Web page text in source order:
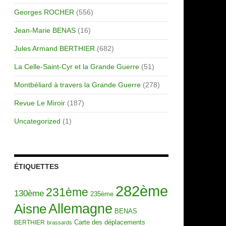
Georges ROCHER (556)
Jean-Marie BENAS (16)
Jules Armand BERTHIER (682)
La Celle-Saint-Cyr et la Grande Guerre (51)
Montbéliard à travers la Grande Guerre (278)
Revue Le Miroir (187)
Uncategorized (1)
ÉTIQUETTES
130ème 231ème 235ème 282ème
AisneAllemagne BENAS
BERTHIER brassards Carte des déplacements